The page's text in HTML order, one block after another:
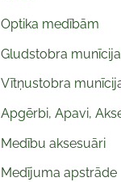
Optika medībām
Gludstobra munīcija
Vītņustobra
Apgērbi, Apavi,
Medību aksesuāri
Medījuma apstrāde